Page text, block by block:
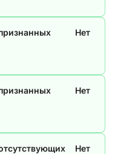
Нет
Нет
Нет